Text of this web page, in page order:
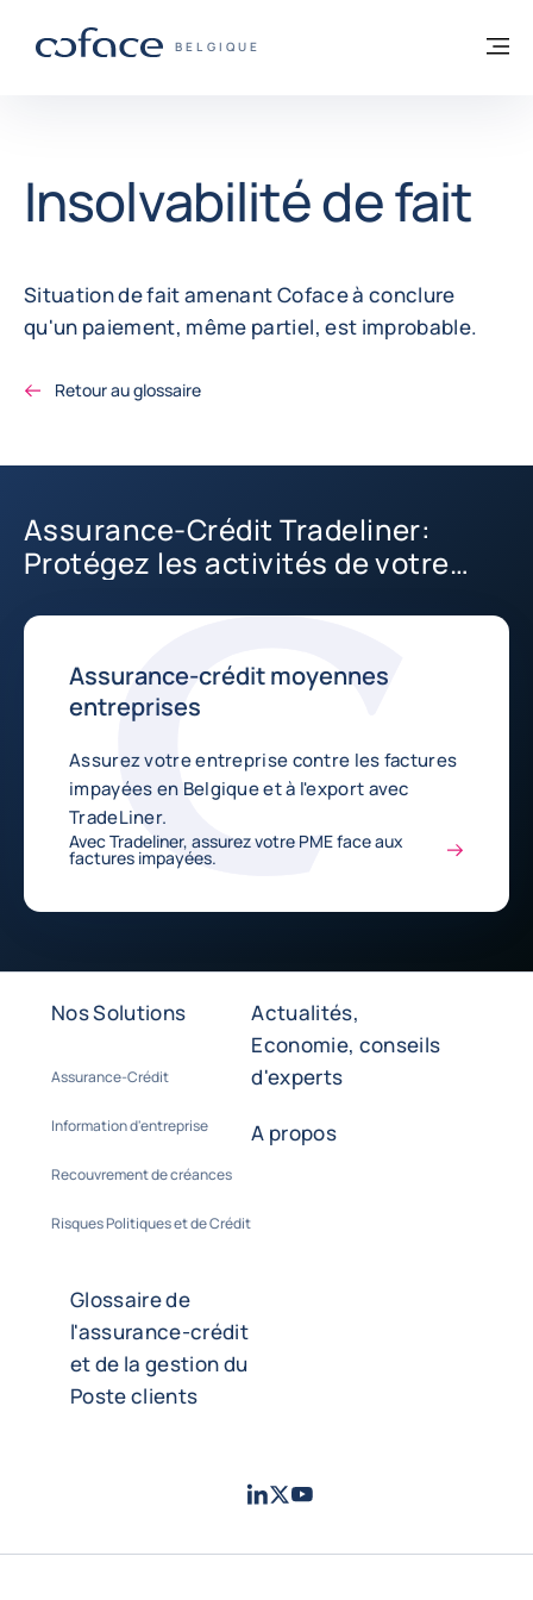
COFACE, FOR TRADE - PAGE D'ACCUEIL
BELGIQUE
Retour à la page d'accueil
Insolvabilité de fait
Situation de fait amenant Coface à conclure
qu'un paiement, même partiel, est improbable.
Retour au glossaire
Assurance-Crédit Tradeliner:
Protégez les activités de votre
Assurance-crédit moyennes
entreprises
Assurez votre entreprise contre les factures
impayées en Belgique et à l'export avec
TradeLiner.
Avec Tradeliner, assurez votre PME face aux
factures impayées.
Nos Solutions
Assurance-Crédit
Information d'entreprise
Recouvrement de créances
Risques Politiques et de Crédit
Actualités,
Economie, conseils
d'experts
A propos
Glossaire de
l'assurance-crédit
et de la gestion du
Poste clients
LinkedIn
TwitterYoutube